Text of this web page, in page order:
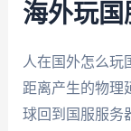
海外玩国
人在国外怎么玩
距离产生的物理
球回到国服服务